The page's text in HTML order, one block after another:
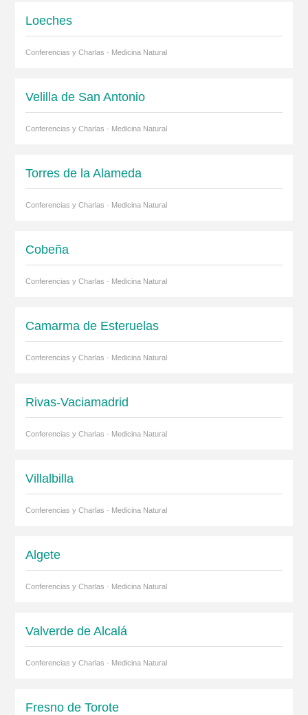
Loeches
Conferencias y Charlas · Medicina Natural
Velilla de San Antonio
Conferencias y Charlas · Medicina Natural
Torres de la Alameda
Conferencias y Charlas · Medicina Natural
Cobeña
Conferencias y Charlas · Medicina Natural
Camarma de Esteruelas
Conferencias y Charlas · Medicina Natural
Rivas-Vaciamadrid
Conferencias y Charlas · Medicina Natural
Villalbilla
Conferencias y Charlas · Medicina Natural
Algete
Conferencias y Charlas · Medicina Natural
Valverde de Alcalá
Conferencias y Charlas · Medicina Natural
Fresno de Torote